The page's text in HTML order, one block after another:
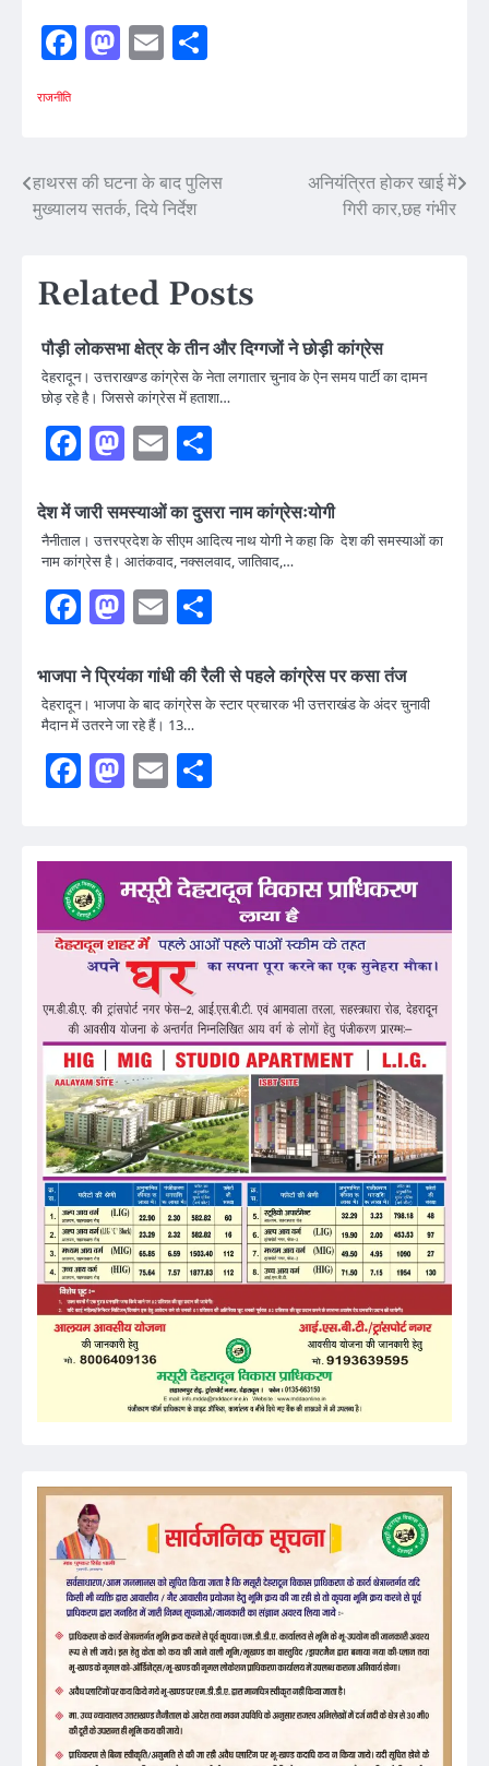
Facebook
Mastodon
Email
राजनीति
Post
navigation
हाथरस की घटना के बाद पुलिस
मुख्यालय सतर्क, दिये निर्देश
अनियंत्रित होकर खाई में
गिरी कार,छह गंभीर
Related Posts
पौड़ी लोकसभा क्षेत्र के तीन और दिग्गजों ने छोड़ी कांग्रेस
देहरादून। उत्तराखण्ड कांग्रेस के नेता लगातार चुनाव के ऐन समय पार्टी का दामन
छोड़ रहे है। जिससे कांग्रेस में हताशा…
Facebook
Mastodon
Email
देश में जारी समस्याओं का दुसरा नाम कांग्रेसःयोगी
नैनीताल। उत्तरप्रदेश के सीएम आदित्य नाथ योगी ने कहा कि देश की समस्याओं का
नाम कांग्रेस है। आतंकवाद, नक्सलवाद, जातिवाद,…
Facebook
Mastodon
Email
भाजपा ने प्रियंका गांधी की रैली से पहले कांग्रेस पर कसा तंज
देहरादून। भाजपा के बाद कांग्रेस के स्टार प्रचारक भी उत्तराखंड के अंदर चुनावी
मैदान में उतरने जा रहे हैं। 13…
Facebook
Mastodon
Email